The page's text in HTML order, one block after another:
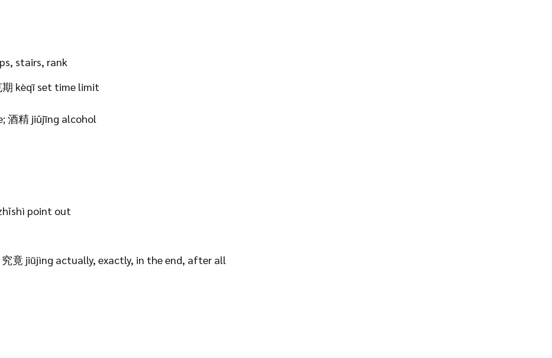
stairs, rank
期 kèqī set time limit
酒精 jiǔjīng alcohol
point out
竟 jiūjìng actually, exactly, in the end, after all